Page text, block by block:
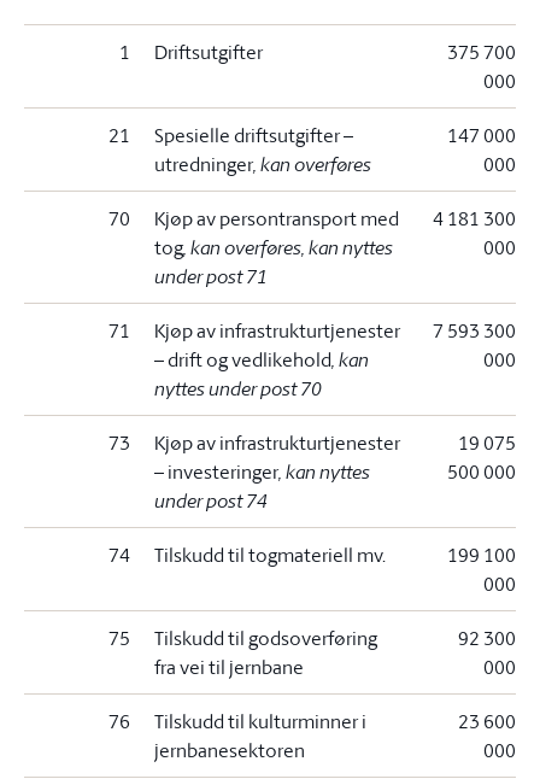
1 Driftsutgifter
375 700
000
21
Spesielle driftsutgifter –
utredninger, kan overføres
147 000
000
70
Kjøp av persontransport med
tog, kan overføres, kan nyttes
under post 71
4 181 300
000
71
Kjøp av infrastrukturtjenester
– drift og vedlikehold, kan
nyttes under post 70
7 593 300
000
73
Kjøp av infrastrukturtjenester
– investeringer, kan nyttes
under post 74
19 075
500 000
74 Tilskudd til togmateriell mv.
199 100
000
75
Tilskudd til godsoverføring
fra vei til jernbane
92 300
000
76
Tilskudd til kulturminner i
jernbanesektoren
23 600
000